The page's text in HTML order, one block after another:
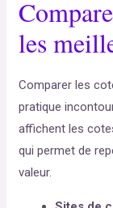
les
Comparer les
pratique
affichent les
qui permet de
valeur.